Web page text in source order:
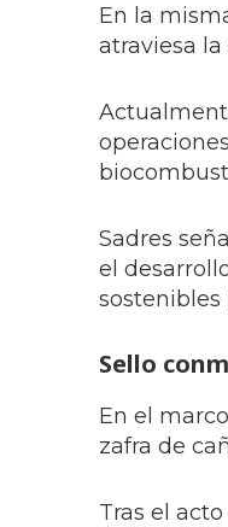
En la
atraviesa
Sadres
el
Sello
En el
zafra de
Tras el